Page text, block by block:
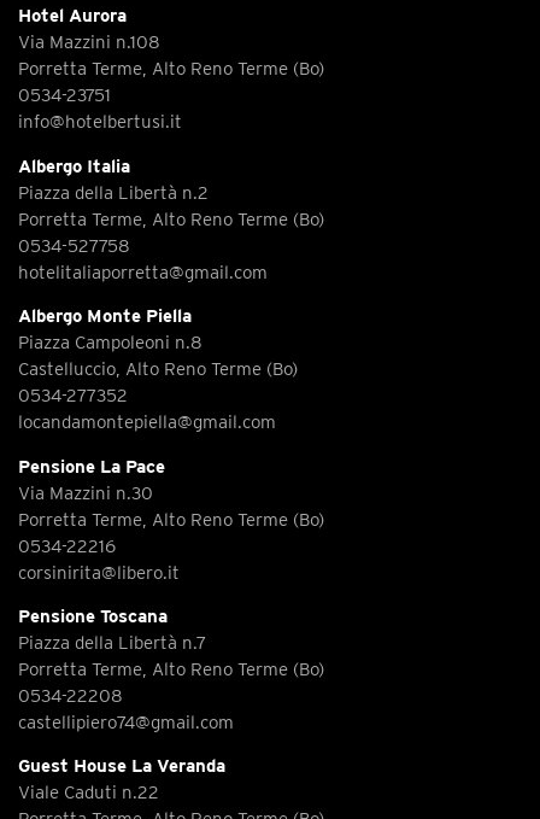
Hotel Aurora
Via Mazzini n.108
Porretta Terme, Alto Reno Terme (Bo)
0534-23751
info@hotelbertusi.it
Albergo Italia
Piazza della Libertà n.2
Porretta Terme, Alto Reno Terme (Bo)
0534-527758
hotelitaliaporretta@gmail.com
Albergo Monte Piella
Piazza Campoleoni n.8
Castelluccio, Alto Reno Terme (Bo)
0534-277352
locandamontepiella@gmail.com
Pensione La Pace
Via Mazzini n.30
Porretta Terme, Alto Reno Terme (Bo)
0534-22216
corsinirita@libero.it
Pensione Toscana
Piazza della Libertà n.7
Porretta Terme, Alto Reno Terme (Bo)
0534-22208
castellipiero74@gmail.com
Guest House La Veranda
Viale Caduti n.22